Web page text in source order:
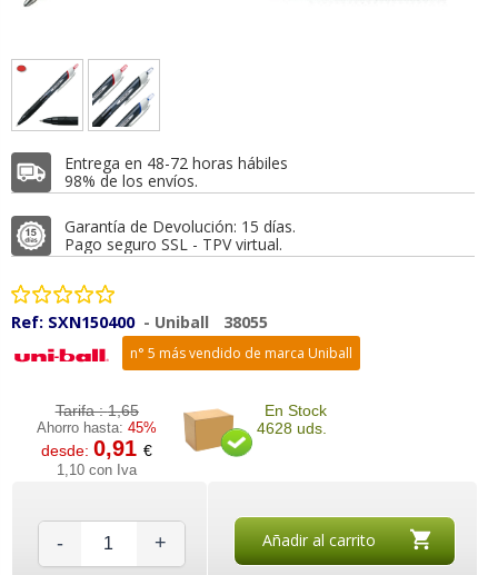
Entrega en 48-72 horas hábiles
98% de los envíos.
Garantía de Devolución: 15 días.
Pago seguro SSL - TPV virtual.
Ref: SXN150400 - Uniball 38055
n° 5 más vendido de marca Uniball
Tarifa :1,65
Ahorro hasta:45%
desde:0,91€
1,10 con Iva
En Stock
4628 uds.
- + Añadir al carrito